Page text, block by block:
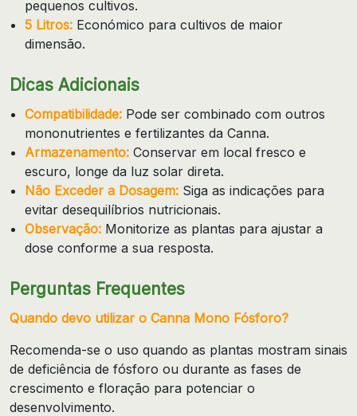
pequenos cultivos.
5 Litros: Económico para cultivos de maior
dimensão.
Dicas Adicionais
Compatibilidade: Pode ser combinado com outros
mononutrientes e fertilizantes da Canna.
Armazenamento: Conservar em local fresco e
escuro, longe da luz solar direta.
Não Exceder a Dosagem: Siga as indicações para
evitar desequilíbrios nutricionais.
Observação: Monitorize as plantas para ajustar a
dose conforme a sua resposta.
Perguntas Frequentes
Quando devo utilizar o Canna Mono Fósforo?
Recomenda-se o uso quando as plantas mostram sinais
de deficiência de fósforo ou durante as fases de
crescimento e floração para potenciar o
desenvolvimento.